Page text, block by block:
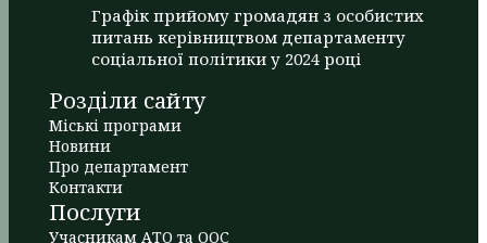
Графік прийому громадян з особистих
питань керівництвом департаменту
соціальної політики у 2024 році
Розділи сайту
Міські програми
Новини
Про департамент
Контакти
Послуги
Учасникам АТО та ООС